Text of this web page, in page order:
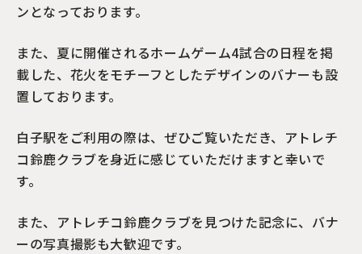
ンとなっております。
また、夏に開催されるホームゲーム4試合の日程を掲
載した、花火をモチーフとしたデザインのバナーも設
置しております。
白子駅をご利用の際は、ぜひご覧いただき、アトレチ
コ鈴鹿クラブを身近に感じていただけますと幸いで
す。
また、アトレチコ鈴鹿クラブを見つけた記念に、バナ
ーの写真撮影も大歓迎です。